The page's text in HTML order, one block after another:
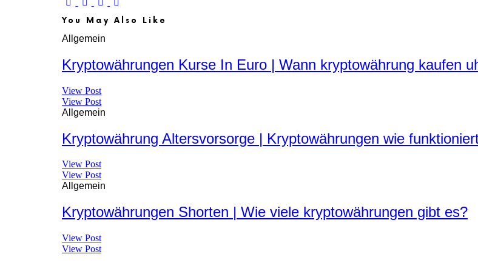
You May Also Like
Allgemein
Kryptowährungen Kurse In Euro | Wann kryptowährung kaufen
View Post
View Post
Allgemein
Kryptowährung Altersvorsorge | Kryptowährungen wie
View Post
View Post
Allgemein
Kryptowährungen Shorten | Wie viele kryptowährungen gibt es?
View Post
View Post